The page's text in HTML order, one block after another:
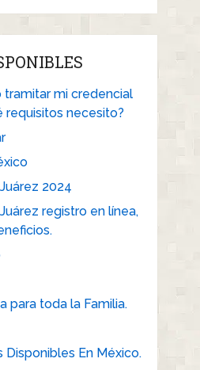
tramitar mi credencial
requisitos necesito?
2024
registro en línea,
para toda la Familia.
Disponibles En México.